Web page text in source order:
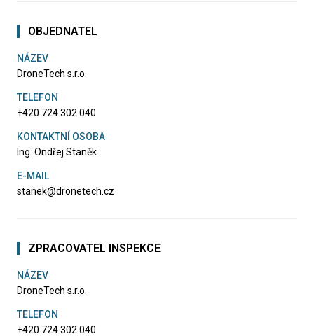
OBJEDNATEL
NÁZEV
DroneTech s.r.o.
TELEFON
+420 724 302 040
KONTAKTNÍ OSOBA
Ing. Ondřej Staněk
E-MAIL
stanek@dronetech.cz
ZPRACOVATEL INSPEKCE
NÁZEV
DroneTech s.r.o.
TELEFON
+420 724 302 040